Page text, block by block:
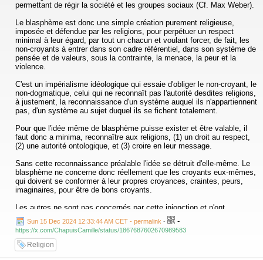
permettant de régir la société et les groupes sociaux (Cf. Max Weber).
Le blasphème est donc une simple création purement religieuse,
imposée et défendue par les religions, pour perpétuer un respect
minimal à leur égard, par tout un chacun et voulant forcer, de fait, les
non-croyants à entrer dans son cadre référentiel, dans son système de
pensée et de valeurs, sous la contrainte, la menace, la peur et la
violence.
C'est un impérialisme idéologique qui essaie d'obliger le non-croyant, le
non-dogmatique, celui qui ne reconnaît pas l'autorité desdites religions,
à justement, la reconnaissance d'un système auquel ils n'appartiennent
pas, d'un système au sujet duquel ils se fichent totalement.
Pour que l'idée même de blasphème puisse exister et être valable, il
faut donc a minima, reconnaître aux religions, (1) un droit au respect,
(2) une autorité ontologique, et (3) croire en leur message.
Sans cette reconnaissance préalable l'idée se détruit d'elle-même. Le
blasphème ne concerne donc réellement que les croyants eux-mêmes,
qui doivent se conformer à leur propres croyances, craintes, peurs,
imaginaires, pour être de bons croyants.
Les autres ne sont pas concernés par cette injonction et n'ont
absolument rien à respecter dans un système imaginaire qui ne les
concernent pas. Le non-croyant se fiche de plaire à vos idoles et se
fichent de vos pudeurs.»
Sun 15 Dec 2024 12:33:44 AM CET - permalink - -
https://x.com/ChapuisCamille/status/1867687602670989583
Religion